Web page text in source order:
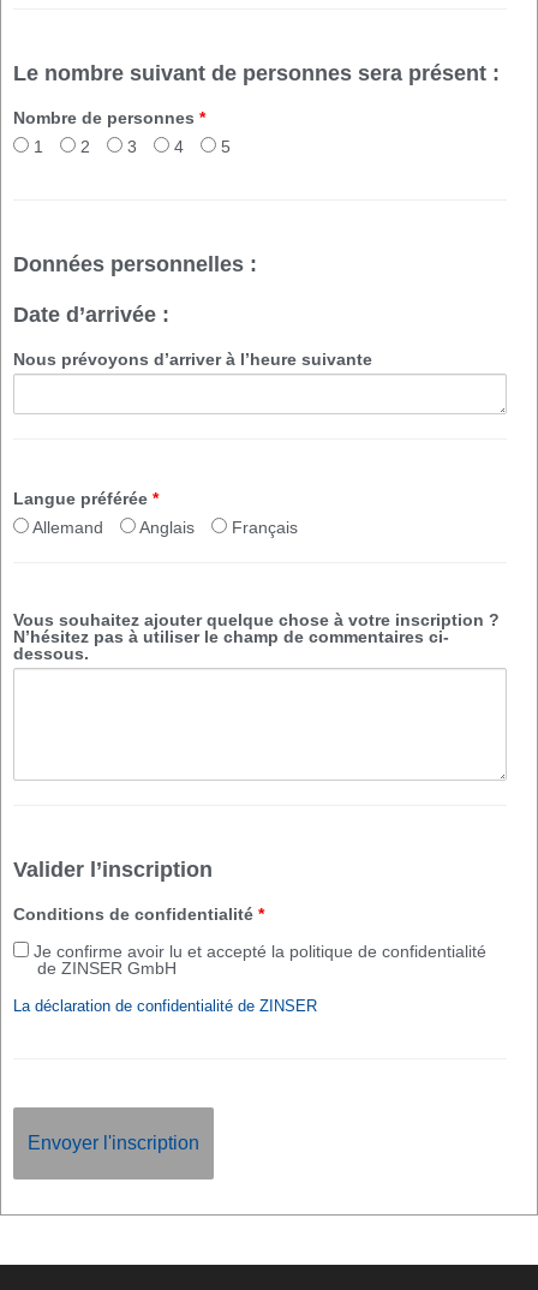
Le nombre suivant de personnes sera présent :
Nombre de personnes *
1
2 3 4 5
Données personnelles :
Date d’arrivée :
Nous prévoyons d’arriver à l’heure suivante
Langue préférée *
Allemand
Anglais Français
Vous souhaitez ajouter quelque chose à votre inscription ?
N’hésitez pas à utiliser le champ de commentaires ci-
dessous.
Valider l’inscription
Conditions de confidentialité *
Je confirme avoir lu et accepté la politique de confidentialité
de ZINSER GmbH
La déclaration de confidentialité de ZINSER